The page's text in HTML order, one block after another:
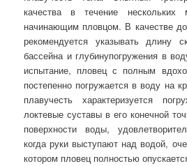
качества в течение нескольких
начинающим пловцом. В качестве
рекомендуется указывать длину
бассейна и глубинупогружения в
испытание, пловец с полным
постепенно погружается в воду на
плавучесть характеризуется
локтевые суставы в его конечной
поверхности воды,
когда руки выступают над водой,
котором пловец полностью